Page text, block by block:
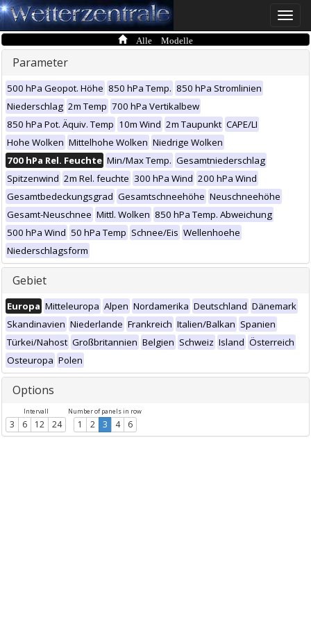
Toggle
Alle Modelle
Parameter
500 hPa Geopot. Höhe 850 hPa Temp. 850 hPa Stromlinien
Niederschlag 2m Temp 700 hPa Vertikalbew
850 hPa Pot. Äquiv. Temp 10m Wind 2m Taupunkt CAPE/LI
Hohe Wolken Mittelhohe Wolken Niedrige Wolken
700 hPa Rel. Feuchte Min/Max Temp. Gesamtniederschlag
Spitzenwind 2m Rel. feuchte 300 hPa Wind 200 hPa Wind
Gesamtbedeckungsgrad Gesamtschneehöhe Neuschneehöhe
Gesamt-Neuschnee Mittl. Wolken 850 hPa Temp. Abweichung
500 hPa Wind 50 hPa Temp Schnee/Eis Wellenhoehe
Niederschlagsform
Gebiet
Europa Mitteleuropa Alpen Nordamerika Deutschland Dänemark
Skandinavien Niederlande Frankreich Italien/Balkan Spanien
Türkei/Nahost Großbritannien Belgien Schweiz Island Österreich
Osteuropa Polen
Options
Intervall
3 6 12 24
Number of panels in row
1 2 3 4 6